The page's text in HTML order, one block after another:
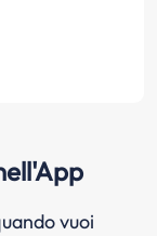
vuoi